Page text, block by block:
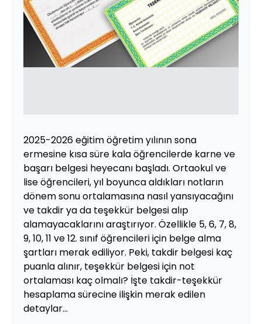
2025-2026 eğitim öğretim yılının sona
ermesine kısa süre kala öğrencilerde karne ve
başarı belgesi heyecanı başladı. Ortaokul ve
lise öğrencileri, yıl boyunca aldıkları notların
dönem sonu ortalamasına nasıl yansıyacağını
ve takdir ya da teşekkür belgesi alıp
alamayacaklarını araştırıyor. Özellikle 5, 6, 7, 8,
9, 10, 11 ve 12. sınıf öğrencileri için belge alma
şartları merak ediliyor. Peki, takdir belgesi kaç
puanla alınır, teşekkür belgesi için not
ortalaması kaç olmalı? İşte takdir-teşekkür
hesaplama sürecine ilişkin merak edilen
detaylar...